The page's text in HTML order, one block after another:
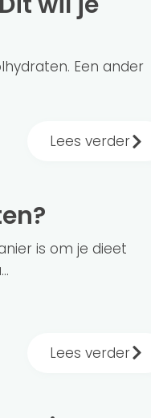
Een ander
Lees verder
is om je dieet
Lees verder